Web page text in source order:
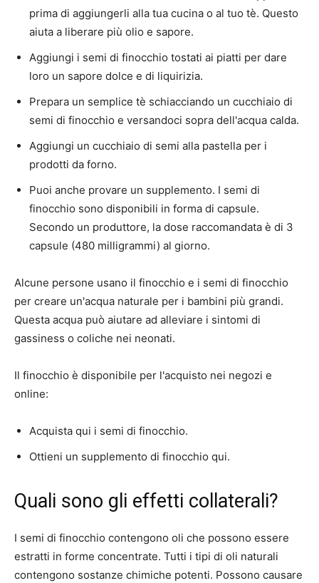
prima di aggiungerli alla tua cucina o al tuo tè. Questo
aiuta a liberare più olio e sapore.
Aggiungi i semi di finocchio tostati ai piatti per dare
loro un sapore dolce e di liquirizia.
Prepara un semplice tè schiacciando un cucchiaio di
semi di finocchio e versandoci sopra dell'acqua calda.
Aggiungi un cucchiaio di semi alla pastella per i
prodotti da forno.
Puoi anche provare un supplemento. I semi di
finocchio sono disponibili in forma di capsule.
Secondo un produttore, la dose raccomandata è di 3
capsule (480 milligrammi) al giorno.
Alcune persone usano il finocchio e i semi di finocchio
per creare un'acqua naturale per i bambini più grandi.
Questa acqua può aiutare ad alleviare i sintomi di
gassiness o coliche nei neonati.
Il finocchio è disponibile per l'acquisto nei negozi e
online:
Acquista qui i semi di finocchio.
Ottieni un supplemento di finocchio qui.
Quali sono gli effetti collaterali?
I semi di finocchio contengono oli che possono essere
estratti in forme concentrate. Tutti i tipi di oli naturali
contengono sostanze chimiche potenti. Possono causare